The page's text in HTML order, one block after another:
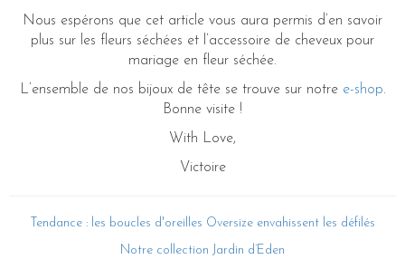
Nous espérons que cet article vous aura permis d’en savoir
plus sur les fleurs séchées et l’accessoire de cheveux pour
mariage en fleur séchée.
L’ensemble de nos bijoux de tête se trouve sur notre e-shop.
Bonne visite !
With Love,
Victoire
Tendance : les boucles d'oreilles Oversize envahissent les défilés
Notre collection Jardin d’Eden